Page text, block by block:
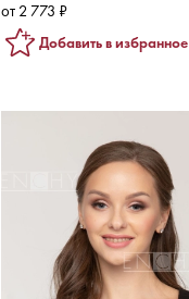
от 2 773 ₽
Добавить в избранное